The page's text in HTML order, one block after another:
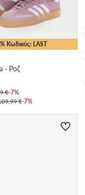
Κωδικός: LAST
· Ροζ
€-7%
€-7%